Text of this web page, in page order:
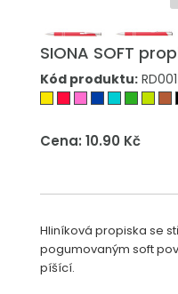
SIONA SOFT
Kód produktu:
Cena: 10.90 Kč
Hliníková propiska se
pogumovaným soft
píšící.